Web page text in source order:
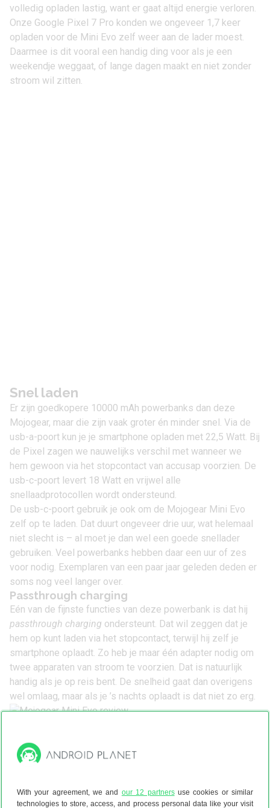
With your agreement, we and our 12 partnersuse cookies or similar
technologies to store, access, and process personal data like your visit
volledig opladen lastig, want er gaat altijd energie verloren.
Onze Google Pixel 7 Pro konden we ongeveer 1,7 keer
opladen voor de Mini Evo zelf weer aan de lader moest.
Daarmee is dit vooral een handig ding voor als je een
weekendje weggaat, of lange dagen maakt en niet zonder
stroom wil zitten.
Snel laden
Er zijn goedkopere 10000 mAh powerbanks dan deze
Mojogear, maar die zijn vaak groter én minder snel. Via de
usb-a-poort kun je je smartphone opladen met 22,5 Watt. Bij
de Pixel zagen we nauwelijks verschil met wanneer we
hem gewoon via het stopcontact van accusap voorzien. De
usb-c-poort levert 18 Watt en vrijwel alle
snellaadprotocollen wordt ondersteund.
De usb-c-poort gebruik je ook om de Mojogear Mini Evo
zelf op te laden. Dat duurt ongeveer drie uur, wat helemaal
niet slecht is – al moet je dan wel een goede snellader
gebruiken. Veel powerbanks hebben daar een uur of zes
voor nodig. Exemplaren van een paar jaar geleden deden er
soms nog veel langer over.
Passthrough charging
Eén van de fijnste functies van deze powerbank is dat hij
passthrough charging ondersteunt. Dat wil zeggen dat je
hem op kunt laden via het stopcontact, terwijl hij zelf je
smartphone oplaadt. Zo heb je maar één adapter nodig om
twee apparaten van stroom te voorzien. Dat is natuurlijk
handig als je op reis bent. De snelheid gaat dan overigens
wel omlaag, maar als je ’s nachts oplaadt is dat niet zo erg.
Conclusie Mojogear Mini Evo review
De Mojogear Mini Evo is een fijne powerbank voor wie
mee dat je de meeste moderne telefoons hooguit twee